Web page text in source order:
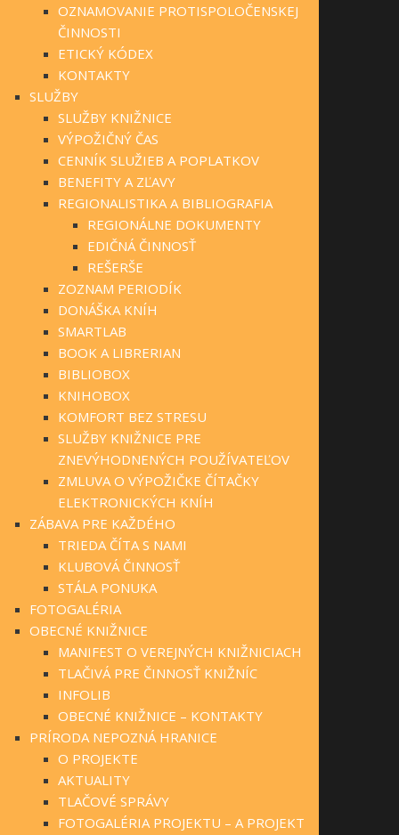
OZNAMOVANIE PROTISPOLOČENSKEJ
ČINNOSTI
ETICKÝ KÓDEX
KONTAKTY
SLUŽBY
SLUŽBY KNIŽNICE
VÝPOŽIČNÝ ČAS
CENNÍK SLUŽIEB A POPLATKOV
BENEFITY A ZĽAVY
REGIONALISTIKA A BIBLIOGRAFIA
REGIONÁLNE DOKUMENTY
EDIČNÁ ČINNOSŤ
REŠERŠE
ZOZNAM PERIODÍK
DONÁŠKA KNÍH
SMARTLAB
BOOK A LIBRERIAN
BIBLIOBOX
KNIHOBOX
KOMFORT BEZ STRESU
SLUŽBY KNIŽNICE PRE
ZNEVÝHODNENÝCH POUŽÍVATEĽOV
ZMLUVA O VÝPOŽIČKE ČÍTAČKY
ELEKTRONICKÝCH KNÍH
ZÁBAVA PRE KAŽDÉHO
TRIEDA ČÍTA S NAMI
KLUBOVÁ ČINNOSŤ
STÁLA PONUKA
FOTOGALÉRIA
OBECNÉ KNIŽNICE
MANIFEST O VEREJNÝCH KNIŽNICIACH
TLAČIVÁ PRE ČINNOSŤ KNIŽNÍC
INFOLIB
OBECNÉ KNIŽNICE – KONTAKTY
PRÍRODA NEPOZNÁ HRANICE
O PROJEKTE
AKTUALITY
TLAČOVÉ SPRÁVY
FOTOGALÉRIA PROJEKTU – A PROJEKT